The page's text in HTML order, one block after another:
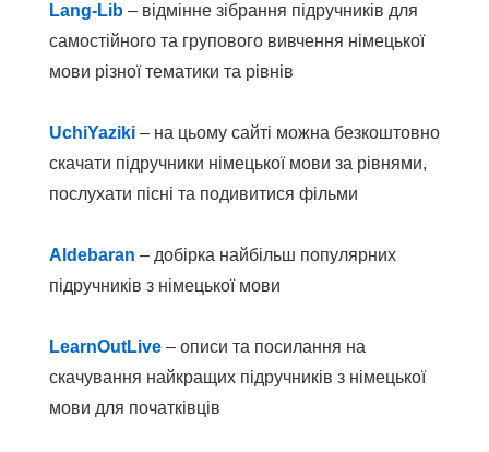
Lang-Lib – відмінне зібрання підручників для
самостійного та групового вивчення німецької
мови різної тематики та рівнів
UchiYaziki – на цьому сайті можна безкоштовно
скачати підручники німецької мови за рівнями,
послухати пісні та подивитися фільми
Aldebaran – добірка найбільш популярних
підручників з німецької мови
LearnOutLive – описи та посилання на
скачування найкращих підручників з німецької
мови для початківців